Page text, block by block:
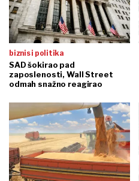
biznis i politika
SAD šokirao pad
zaposlenosti, Wall Street
odmah snažno reagirao